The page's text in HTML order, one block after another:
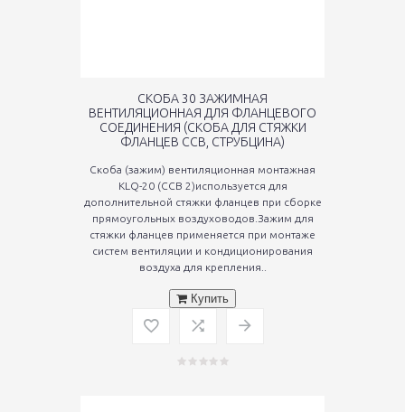
СКОБА 30 ЗАЖИМНАЯ
ВЕНТИЛЯЦИОННАЯ ДЛЯ ФЛАНЦЕВОГО
СОЕДИНЕНИЯ (СКОБА ДЛЯ СТЯЖКИ
ФЛАНЦЕВ CCB, СТРУБЦИНА)
Скоба (зажим) вентиляционная монтажная
KLQ-20 (ССВ 2)используется для
дополнительной стяжки фланцев при сборке
прямоугольных воздуховодов.Зажим для
стяжки фланцев применяется при монтаже
систем вентиляции и кондиционирования
воздуха для крепления..
Купить